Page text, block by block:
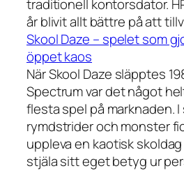
traditionell kontorsdator.
år blivit allt bättre på att
Skool Daze – spelet som
öppet kaos
När Skool Daze släpptes
Spectrum var det något
flesta spel på marknaden.
rymdstrider och monster
uppleva en kaotisk
stjäla sitt eget betyg ur